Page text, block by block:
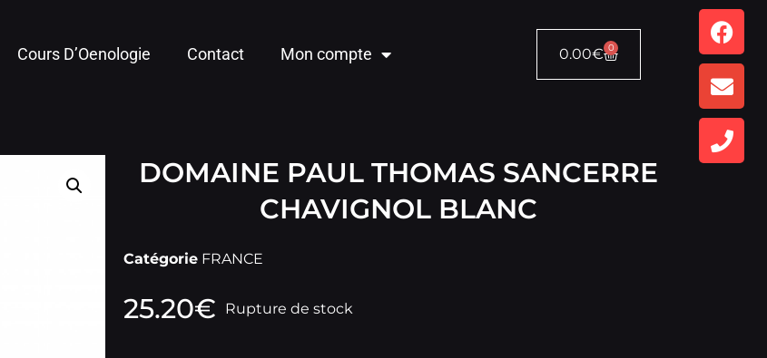
Cours D’Oenologie Contact Mon compte 0.00€ 0
DOMAINE PAUL THOMAS SANCERRE
CHAVIGNOL BLANC
Catégorie FRANCE
25.20€ Rupture de stock